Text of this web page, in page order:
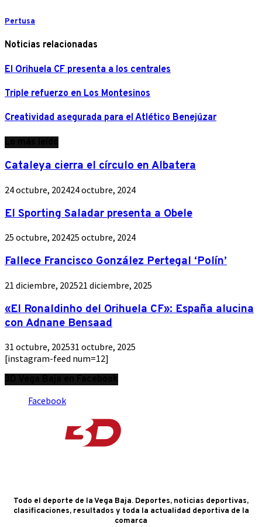
Pertusa
Noticias relacionadas
El Orihuela CF presenta a los centrales
Triple refuerzo en Los Montesinos
Creatividad asegurada para el Atlético Benejúzar
Cataleya cierra el círculo en Albatera
24 octubre, 202424 octubre, 2024
El Sporting Saladar presenta a Obele
25 octubre, 202425 octubre, 2024
Fallece Francisco González Pertegal ‘Polín’
21 diciembre, 202521 diciembre, 2025
«El Ronaldinho del Orihuela CF»: España alucina
con Adnane Bensaad
31 octubre, 202531 octubre, 2025
[instagram-feed num=12]
Facebook
Todo el deporte de la Vega Baja. Deportes, noticias deportivas,
clasificaciones, resultados y toda la actualidad deportiva de la
comarca